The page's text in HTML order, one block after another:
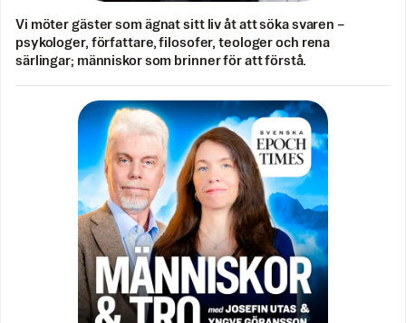
Vi möter gäster som ägnat sitt liv åt att söka svaren –
psykologer, författare, filosofer, teologer och rena
särlingar; människor som brinner för att förstå.